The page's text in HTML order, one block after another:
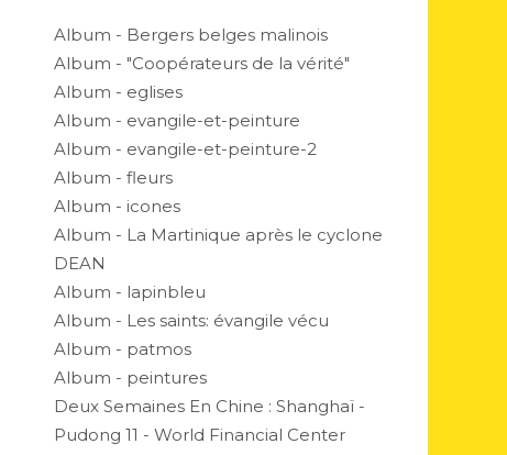
Album - Bergers belges malinois
Album - "Coopérateurs de la vérité"
Album - eglises
Album - evangile-et-peinture
Album - evangile-et-peinture-2
Album - fleurs
Album - icones
Album - La Martinique après le cyclone
DEAN
Album - lapinbleu
Album - Les saints: évangile vécu
Album - patmos
Album - peintures
Deux Semaines En Chine : Shanghaï -
Pudong 11 - World Financial Center